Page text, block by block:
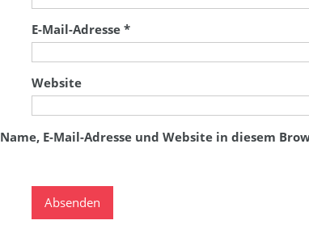
E-Mail-Adresse*
Website
Name, E-Mail-Adresse und Website in diesem